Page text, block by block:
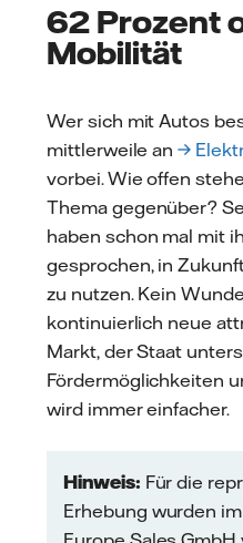
62 Prozent
Mobilität
Wer sich mit Autos
mittlerweile an→
vorbei. Wie offen
Thema gegenüber?
haben schon mal mit
gesprochen, in
zu nutzen. Kein
kontinuierlich neue
Markt, der Staat
Fördermöglichkeiten
wird immer einfacher.
Hinweis: Für die
Erhebung wurden